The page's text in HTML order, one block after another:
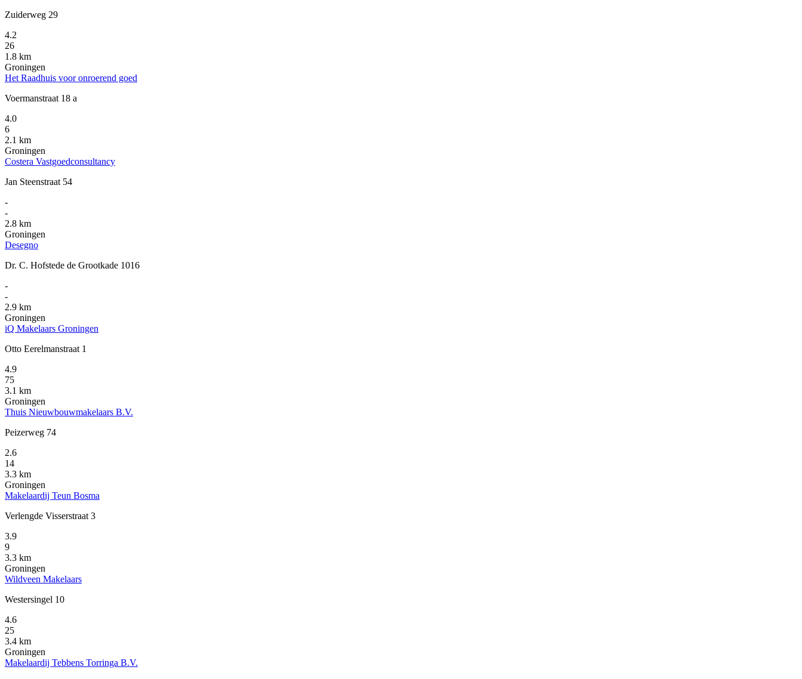
Zuiderweg 29
4.2
26
1.8 km
Groningen
Het Raadhuis voor onroerend goed
Voermanstraat 18 a
4.0
6
2.1 km
Groningen
Costera Vastgoedconsultancy
Jan Steenstraat 54
-
-
2.8 km
Groningen
Desegno
Dr. C. Hofstede de Grootkade 1016
-
-
2.9 km
Groningen
iQ Makelaars Groningen
Otto Eerelmanstraat 1
4.9
75
3.1 km
Groningen
Thuis Nieuwbouwmakelaars B.V.
Peizerweg 74
2.6
14
3.3 km
Groningen
Makelaardij Teun Bosma
Verlengde Visserstraat 3
3.9
9
3.3 km
Groningen
Wildveen Makelaars
Westersingel 10
4.6
25
3.4 km
Groningen
Makelaardij Tebbens Torringa B.V.